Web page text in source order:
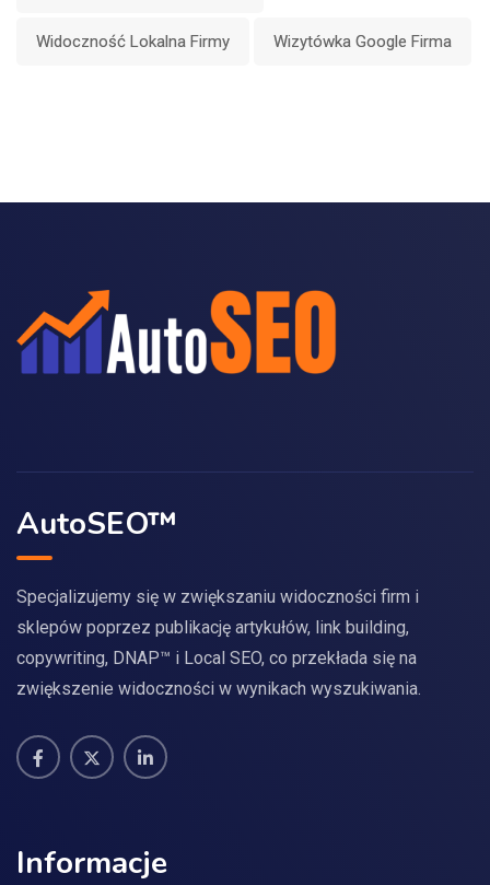
Widoczność Lokalna Firmy Wizytówka Google Firma
AutoSEO™
Specjalizujemy się w zwiększaniu widoczności firm i
sklepów poprzez publikację artykułów, link building,
copywriting, DNAP™ i Local SEO, co przekłada się na
zwiększenie widoczności w wynikach wyszukiwania.
Informacje